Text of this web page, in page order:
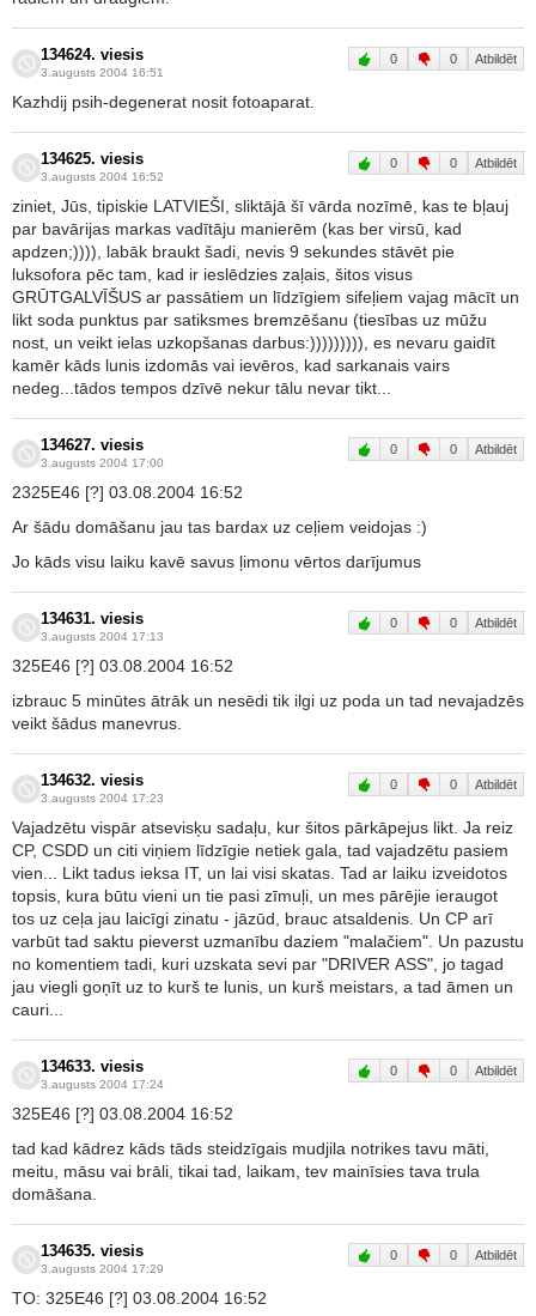
134624. viesis
3.augusts 2004 16:51
0 0 Atbildēt
Kazhdij psih-degenerat nosit fotoaparat.
134625. viesis
3.augusts 2004 16:52
0 0 Atbildēt
ziniet, Jūs, tipiskie LATVIEŠI, sliktājā šī vārda nozīmē, kas te bļauj
par bavārijas markas vadītāju manierēm (kas ber virsū, kad
apdzen;)))), labāk braukt šadi, nevis 9 sekundes stāvēt pie
luksofora pēc tam, kad ir ieslēdzies zaļais, šitos visus
GRŪTGALVĪŠUS ar passātiem un līdzīgiem sifeļiem vajag mācīt un
likt soda punktus par satiksmes bremzēšanu (tiesības uz mūžu
nost, un veikt ielas uzkopšanas darbus:))))))))), es nevaru gaidīt
kamēr kāds lunis izdomās vai ievēros, kad sarkanais vairs
nedeg...tādos tempos dzīvē nekur tālu nevar tikt...
134627. viesis
3.augusts 2004 17:00
0 0 Atbildēt
2325E46 [?] 03.08.2004 16:52
Ar šādu domāšanu jau tas bardax uz ceļiem veidojas :)
Jo kāds visu laiku kavē savus ļimonu vērtos darījumus
134631. viesis
3.augusts 2004 17:13
0 0 Atbildēt
325E46 [?] 03.08.2004 16:52
izbrauc 5 minūtes ātrāk un nesēdi tik ilgi uz poda un tad nevajadzēs
veikt šādus manevrus.
134632. viesis
3.augusts 2004 17:23
0 0 Atbildēt
Vajadzētu vispār atsevisķu sadaļu, kur šitos pārkāpejus likt. Ja reiz
CP, CSDD un citi viņiem līdzīgie netiek gala, tad vajadzētu pasiem
vien... Likt tadus ieksa IT, un lai visi skatas. Tad ar laiku izveidotos
topsis, kura būtu vieni un tie pasi zīmuļi, un mes pārējie ieraugot
tos uz ceļa jau laicīgi zinatu - jāzūd, brauc atsaldenis. Un CP arī
varbūt tad saktu pieverst uzmanību daziem "malačiem". Un pazustu
no komentiem tadi, kuri uzskata sevi par "DRIVER ASS", jo tagad
jau viegli goņīt uz to kurš te lunis, un kurš meistars, a tad āmen un
cauri...
134633. viesis
3.augusts 2004 17:24
0 0 Atbildēt
325E46 [?] 03.08.2004 16:52
tad kad kādrez kāds tāds steidzīgais mudjila notrikes tavu māti,
meitu, māsu vai brāli, tikai tad, laikam, tev mainīsies tava trula
domāšana.
134635. viesis
3.augusts 2004 17:29
0 0 Atbildēt
TO: 325E46 [?] 03.08.2004 16:52